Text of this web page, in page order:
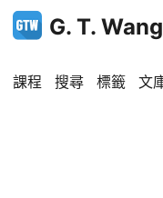
G. T. Wang
課程 搜尋 標籤 文